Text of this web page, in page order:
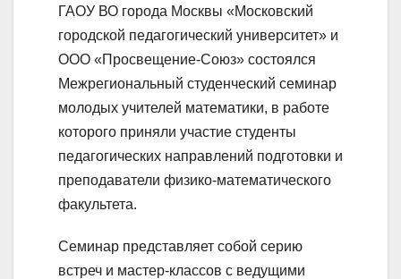
ГАОУ ВО города Москвы «Московский
городской педагогический университет» и
ООО «Просвещение-Союз» состоялся
Межрегиональный студенческий семинар
молодых учителей математики, в работе
которого приняли участие студенты
педагогических направлений подготовки и
преподаватели физико-математического
факультета.
Семинар представляет собой серию
встреч и мастер-классов с ведущими